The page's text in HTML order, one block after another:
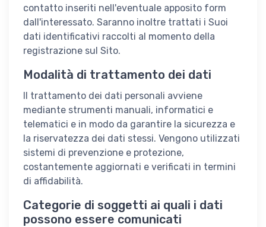
contatto inseriti nell'eventuale apposito form
dall'interessato. Saranno inoltre trattati i Suoi
dati identificativi raccolti al momento della
registrazione sul Sito.
Modalità di trattamento dei dati
Il trattamento dei dati personali avviene
mediante strumenti manuali, informatici e
telematici e in modo da garantire la sicurezza e
la riservatezza dei dati stessi. Vengono utilizzati
sistemi di prevenzione e protezione,
costantemente aggiornati e verificati in termini
di affidabilità.
Categorie di soggetti ai quali i dati
possono essere comunicati